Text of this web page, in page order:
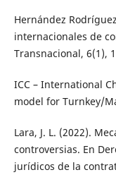
Hernández
internacionales de
Transnacional, 6(1),
ICC – International
model for Turnkey/
Lara, J. L. (2022).
controversias. En
jurídicos de la